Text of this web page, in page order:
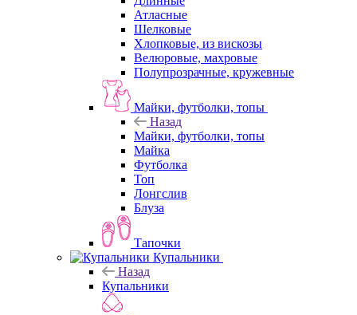
Атласные
Шелковые
Хлопковые, из вискозы
Велюровые, махровые
Полупрозрачные, кружевные
Майки, футболки, топы
Назад
Майки, футболки, топы
Майка
Футболка
Топ
Лонгслив
Блуза
Тапочки
Купальники
Назад
Купальники